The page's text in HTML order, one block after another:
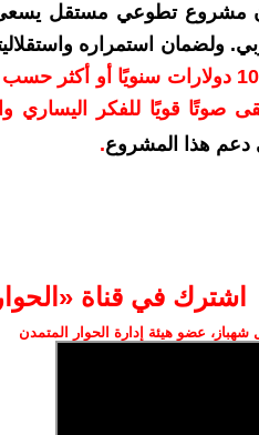
مشروع تطوعي مستقل يسعى
ولضمان استمراره
بدعمكم بمبلغ 10 دولارات سنويًا
صوتًا قويًا للفكر اليساري
دعم هذا المشروع.
اشترك في قناة
عضو هيئة إدارة الحوار المتمدن